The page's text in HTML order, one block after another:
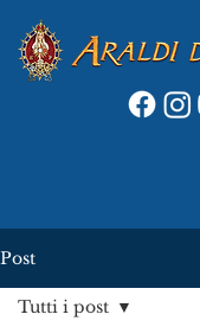
Post
Tutti i post